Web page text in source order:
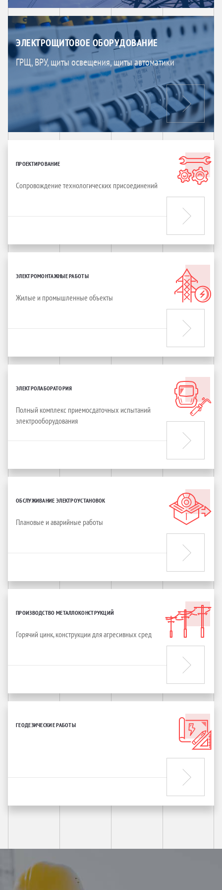
ЭЛЕКТРОЩИТОВОЕ ОБОРУДОВАНИЕ
ГРЩ, ВРУ, щиты освещения, щиты автоматики
ПРОЕКТИРОВАНИЕ
Сопровождение технологических присоединений
ЭЛЕКТРОМОНТАЖНЫЕ РАБОТЫ
Жилые и промышленные объекты
ЭЛЕКТРОЛАБОРАТОРИЯ
Полный комплекс приемосдаточных испытаний
электрооборудования
ОБСЛУЖИВАНИЕ ЭЛЕКТРОУСТАНОВОК
Плановые и аварийные работы
ПРОИЗВОДСТВО МЕТАЛЛОКОНСТРУКЦИЙ
Горячий цинк, конструкции для агресивных сред
ГЕОДЕЗИЧЕСКИЕ РАБОТЫ